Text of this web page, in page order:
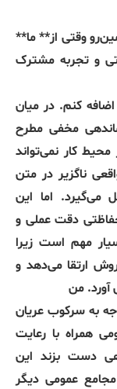
وقتی از** ما**
و تجربه مشترک
کنم. در میان
مخفی مطرح
کار نمی‌تواند
ناگزیر در متن
می‌گیرد. اما این
دقت عملی و
مهم است زیرا
ارتقا می‌دهد و
آورد. من
به سرکوب عریان
همراه با رعایت
دست بزند این
مجامع عمومی دیگر